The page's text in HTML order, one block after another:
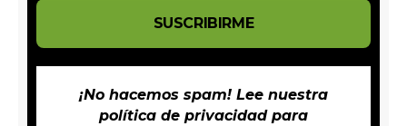
¡No hacemos spam! Lee nuestra
política de privacidadpara